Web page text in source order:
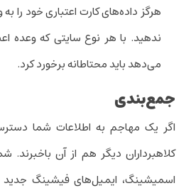
هرگز داده‌های کارت اعتباری خود را
ندهید. با هر نوع سایتی که وعده
می‌دهد باید محتاطانه برخورد کرد.
جمع‌بندی
اگر یک مهاجم به اطلاعات شما
کلاهبرداران دیگر هم از آن باخبرند.
اسمیشینگ، ‌ایمیل‌های فیشینگ